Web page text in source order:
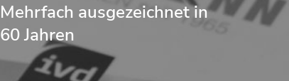
Mehrfach ausgezeichnet in
60 Jahren